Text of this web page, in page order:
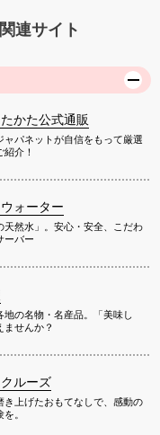
連サイト
かた公式通販
ャパネットが自信をもって厳選
介！
ォーター
天然水」。安心・安全、こだわ
ーバー
地の名物・名産品。「美味し
ませんか？
ルーズ
き上げたおもてなしで、感動の
。